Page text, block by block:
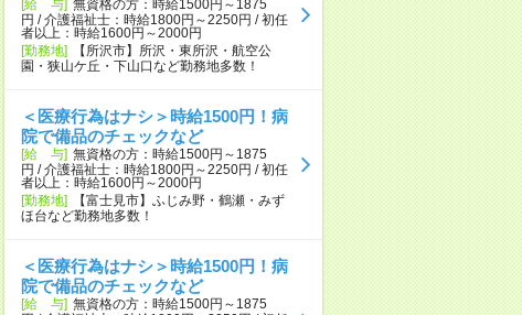
[給 与] 無資格の方：時給1500円～1875
円 / 介護福祉士：時給1800円～2250円 / 初任
者以上：時給1600円～2000円
[勤務地]
【所沢市】所沢・東所沢・航空公
園・狭山ケ丘・下山口など勤務地多数！
＜医療行為はナシ＞時給1500円！病
院で備品のチェックなど
[給 与] 無資格の方：時給1500円～1875
円 / 介護福祉士：時給1800円～2250円 / 初任
者以上：時給1600円～2000円
[勤務地]
【富士見市】ふじみ野・鶴瀬・みず
ほ台など勤務地多数！
＜医療行為はナシ＞時給1500円！病
院で備品のチェックなど
[給 与] 無資格の方：時給1500円～1875